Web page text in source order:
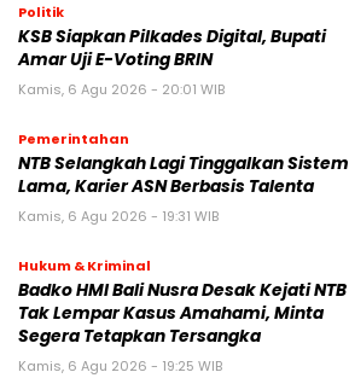
Politik
KSB Siapkan Pilkades Digital, Bupati
Amar Uji E-Voting BRIN
Kamis, 6 Agu 2026 - 20:01 WIB
Pemerintahan
NTB Selangkah Lagi Tinggalkan Sistem
Lama, Karier ASN Berbasis Talenta
Kamis, 6 Agu 2026 - 19:31 WIB
Hukum & Kriminal
Badko HMI Bali Nusra Desak Kejati NTB
Tak Lempar Kasus Amahami, Minta
Segera Tetapkan Tersangka
Kamis, 6 Agu 2026 - 19:25 WIB